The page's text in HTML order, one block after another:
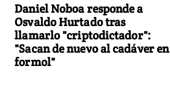
Daniel Noboa responde a
Osvaldo Hurtado tras
llamarlo "criptodictador":
"Sacan de nuevo al cadáver en
formol"